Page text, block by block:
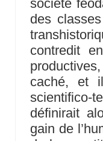
société
des
contredit
caché, et
scientifico-
définirait
gain de